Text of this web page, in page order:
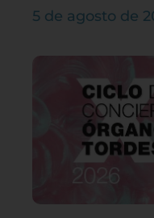
5 de agosto de